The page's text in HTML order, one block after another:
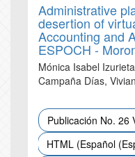
Administrative
desertion of
Accounting and
ESPOCH -
Mónica Isabel
Campaña Días,
Publicación No. 26
HTML (Español